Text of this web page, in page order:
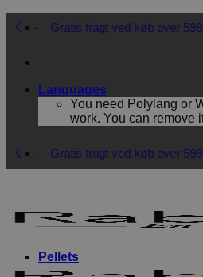
fragt ved køb over 599 DKK
Languages
You need Polylang or
work. You can remove
fragt ved køb over 599 DKK
Pellets